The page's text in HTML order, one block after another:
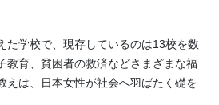
学校で、現存しているのは13校を数
教育、貧困者の救済などさまざまな福
えは、日本女性が社会へ羽ばたく礎を